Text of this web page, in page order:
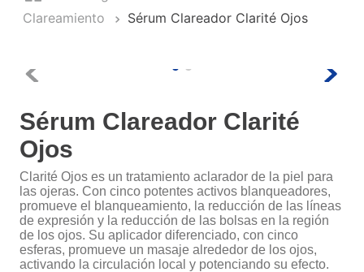
Clareamiento
Sérum Clareador Clarité Ojos
Sérum Clareador Clarité
Ojos
Clarité Ojos es un tratamiento aclarador de la piel para
las ojeras. Con cinco potentes activos blanqueadores,
promueve el blanqueamiento, la reducción de las líneas
de expresión y la reducción de las bolsas en la región
de los ojos. Su aplicador diferenciado, con cinco
esferas, promueve un masaje alrededor de los ojos,
activando la circulación local y potenciando su efecto.